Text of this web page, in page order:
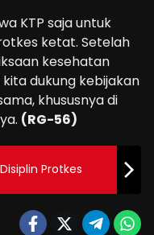
KTP saja untuk
ketat. Setelah
kesehatan
dukung kebijakan
khususnya di
(RG-56)
Protkes